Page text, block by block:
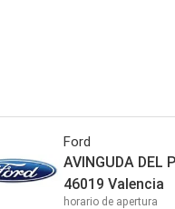
Ford
AVINGUDA DEL
46019 Valencia
horario de apertura